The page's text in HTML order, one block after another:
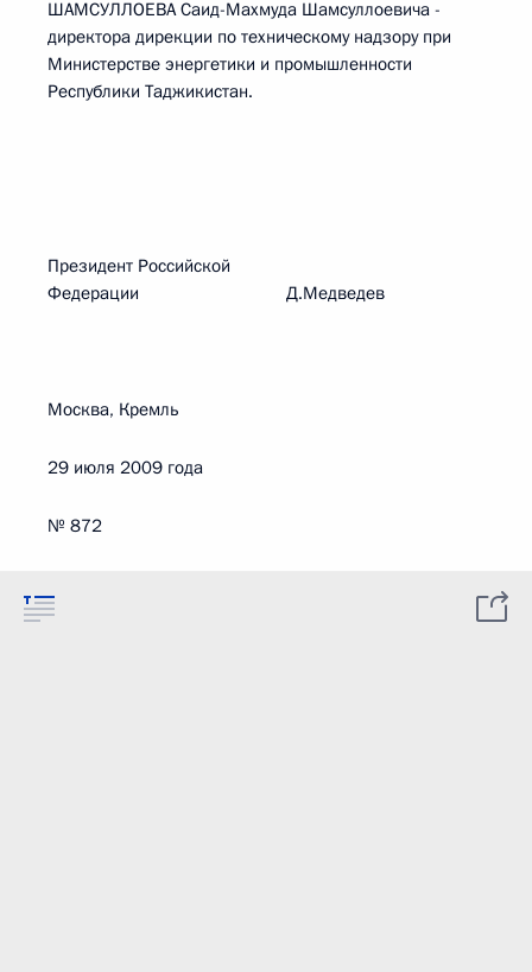
ШАМСУЛЛОЕВА Саид-Махмуда Шамсуллоевича -
директора дирекции по техническому надзору при
Министерстве энергетики и промышленности
Республики Таджикистан.
Президент Российской
Федерации Д.Медведев
Москва, Кремль
29 июля 2009 года
№ 872